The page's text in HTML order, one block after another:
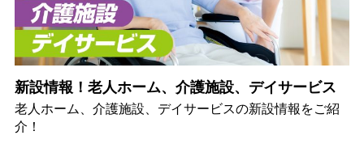
新設情報！老人ホーム、介護施設、デイサービス
老人ホーム、介護施設、デイサービスの新設情報をご紹
介！